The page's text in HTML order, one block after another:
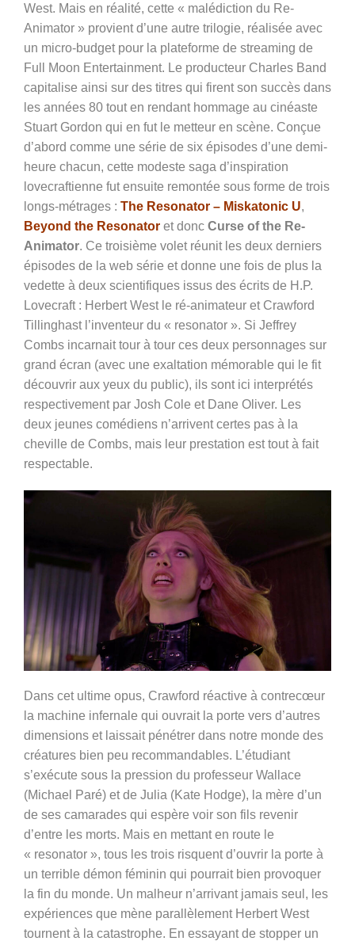
West. Mais en réalité, cette « malédiction du Re-
Animator » provient d’une autre trilogie, réalisée avec
un micro-budget pour la plateforme de streaming de
Full Moon Entertainment. Le producteur Charles Band
capitalise ainsi sur des titres qui firent son succès dans
les années 80 tout en rendant hommage au cinéaste
Stuart Gordon qui en fut le metteur en scène. Conçue
d’abord comme une série de six épisodes d’une demi-
heure chacun, cette modeste saga d’inspiration
lovecraftienne fut ensuite remontée sous forme de trois
longs-métrages : The Resonator – Miskatonic U,
Beyond the Resonator et donc Curse of the Re-
Animator. Ce troisième volet réunit les deux derniers
épisodes de la web série et donne une fois de plus la
vedette à deux scientifiques issus des écrits de H.P.
Lovecraft : Herbert West le ré-animateur et Crawford
Tillinghast l’inventeur du « resonator ». Si Jeffrey
Combs incarnait tour à tour ces deux personnages sur
grand écran (avec une exaltation mémorable qui le fit
découvrir aux yeux du public), ils sont ici interprétés
respectivement par Josh Cole et Dane Oliver. Les
deux jeunes comédiens n’arrivent certes pas à la
cheville de Combs, mais leur prestation est tout à fait
respectable.
Dans cet ultime opus, Crawford réactive à contrecœur
la machine infernale qui ouvrait la porte vers d’autres
dimensions et laissait pénétrer dans notre monde des
créatures bien peu recommandables. L’étudiant
s’exécute sous la pression du professeur Wallace
(Michael Paré) et de Julia (Kate Hodge), la mère d’un
de ses camarades qui espère voir son fils revenir
d’entre les morts. Mais en mettant en route le
« resonator », tous les trois risquent d’ouvrir la porte à
un terrible démon féminin qui pourrait bien provoquer
la fin du monde. Un malheur n’arrivant jamais seul, les
expériences que mène parallèlement Herbert West
tournent à la catastrophe. En essayant de stopper un